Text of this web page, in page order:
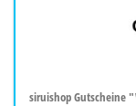
siruishop Gutscheine